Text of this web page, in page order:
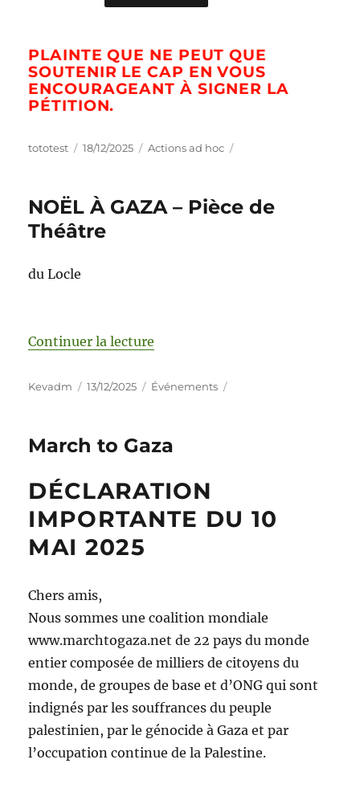
PLAINTE QUE NE PEUT QUE
SOUTENIR LE CAP EN VOUS
ENCOURAGEANT À SIGNER LA
PÉTITION.
tototest 18/12/2025 Actions ad hoc
NOËL À GAZA – Pièce de
Théâtre
du Locle
Continuer la lecture
Kevadm 13/12/2025 Événements
March to Gaza
DÉCLARATION
IMPORTANTE DU 10
MAI 2025
Chers amis,
Nous sommes une coalition mondiale
www.marchtogaza.net de 22 pays du monde
entier composée de milliers de citoyens du
monde, de groupes de base et d’ONG qui sont
indignés par les souffrances du peuple
palestinien, par le génocide à Gaza et par
l’occupation continue de la Palestine.